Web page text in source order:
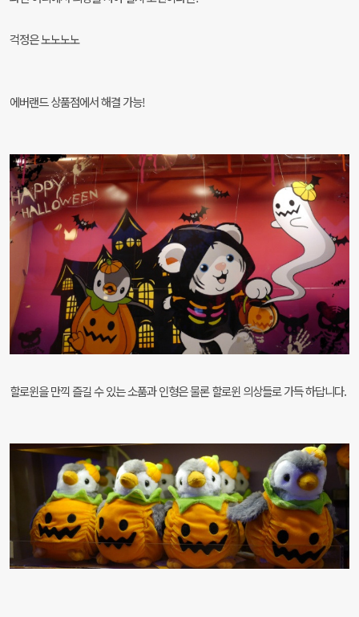
걱정은 노노노노
에버랜드 상품점에서 해결 가능!
할로윈을 만끽 즐길 수 있는 소품과 인형은 물론 할로윈 의상들로 가득 하답니다.